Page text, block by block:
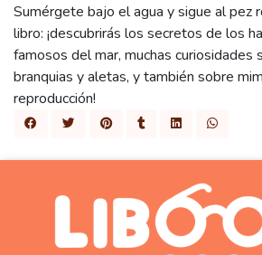
Sumérgete bajo el agua y sigue al pez
libro: ¡descubrirás los secretos de los
famosos del mar, muchas curiosidades
branquias y aletas, y también sobre
reproducción!